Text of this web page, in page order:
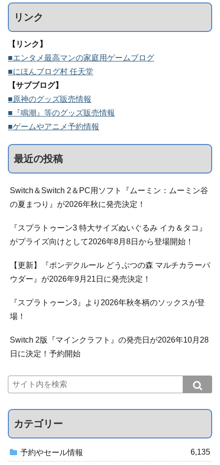
リンク
【リンク】
■エンタメ最高マンの家庭用ゲームブログ
■にほんブログ村 任天堂
【サブブログ】
■原神のグッズ販売情報
■『鳴潮』等のグッズ販売情報
■ゲームやアニメ予約情報
最近の投稿
Switch＆Switch 2＆PC用ソフト『ムーミン：ムーミン谷
の夏まつり』が2026年秋に発売決定！
『スプラトゥーン3 特大サイズぬいぐるみ イカ＆タコ』
がプライズ向けとして2026年8月8日から登場開始！
【更新】『ポンデクルール どうぶつの森 マルチカラーパ
ウダー』が2026年9月21日に発売決定！
『スプラトゥーン3』より2026年秋冬柄のソックスが登
場！
Switch 2版『マインクラフト』の発売日が2026年10月28
日に決定！予約開始
カテゴリー
予約やセール情報 6,135